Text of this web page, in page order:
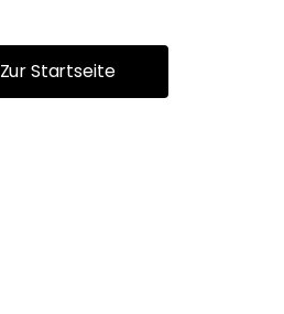
Zur Startseite